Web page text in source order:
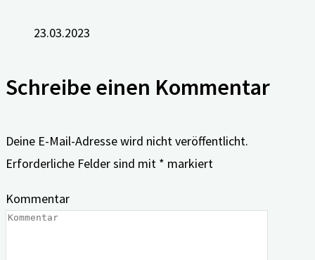
23.03.2023
Schreibe einen Kommentar
Deine E-Mail-Adresse wird nicht veröffentlicht.
Erforderliche Felder sind mit * markiert
Kommentar